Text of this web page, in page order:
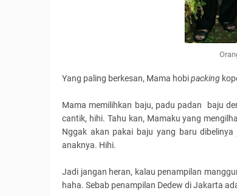
Yang paling berkesan, Mama hobipacking
Mama memilihkan baju, padu padan baju
cantik, hihi. Tahu kan, Mamaku yang
Nggak akan pakai baju yang baru
anaknya. Hihi.
Jadi jangan heran, kalau penampilan
haha. Sebab penampilan Dedew di Jakarta